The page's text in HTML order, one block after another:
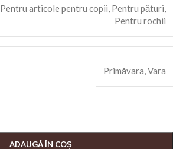
Pentru articole pentru copii Pentru pături
Pentru rochii
Primăvara,Vara
ADAUGĂ ÎN COȘ